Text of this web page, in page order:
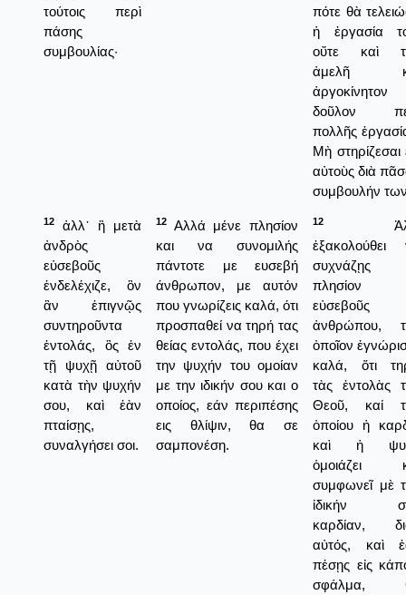
τούτοις περὶ
πάσης
συμβουλίας·
πότε θὰ
ἡ ἐργασία
οὔτε καὶ
ἀμελῆ
ἀργοκίνητον
δοῦλον
πολλῆς
Μὴ στηρίζεσαι
αὐτοὺς διὰ
συμβουλήν
12
ἀλλ᾿ ἢ μετὰ
ἀνδρὸς
εὐσεβοῦς
ἐνδελέχιζε, ὃν
ἂν ἐπιγνῷς
συντηροῦντα
ἐντολάς, ὃς ἐν
τῇ ψυχῇ αὐτοῦ
κατὰ τὴν ψυχήν
σου, καὶ ἐὰν
πταίσῃς,
συναλγήσει σοι.
12
Αλλά μένε πλησίον
και να συνομιλής
πάντοτε με ευσεβή
άνθρωπον, με αυτόν
που γνωρίζεις καλά, ότι
προσπαθεί να τηρή τας
θείας εντολάς, που έχει
την ψυχήν του ομοίαν
με την ιδικήν σου και ο
οποίος, εάν περιπέσης
εις θλίψιν, θα σε
σαμπονέση.
12
ἐξακολούθει
συχνάζῃς
πλησίον
εὐσεβοῦς
ἀνθρώπου,
ὁποῖον
καλά, ὅτι
τὰς ἐντολὰς
Θεοῦ, καί
ὁποίου ἡ
καὶ ἡ
ὁμοιάζει
συμφωνεῖ μὲ
ἰδικήν
καρδίαν,
αὐτός, καὶ
πέσῃς εἰς
σφάλμα,